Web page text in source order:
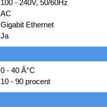
100 - 240V, 50/60Hz
AC
Gigabit Ethernet
Ja
0 - 40 Â°C
10 - 90 procent